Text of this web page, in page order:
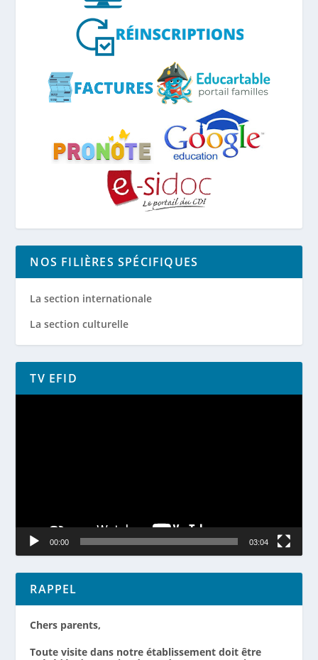
NOS FILIÈRES SPÉCIFIQUES
La section internationale
La section culturelle
TV EFID
Lecteur
00:00 03:04
RAPPEL
Chers parents,
Toute visite dans notre établissement doit être